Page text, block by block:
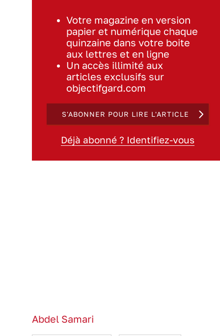
Votre magazine en version
papier et numérique chaque
quinzaine dans votre boite
aux lettres et en ligne
Un accès illimité aux
articles exclusifs sur
objectifgard.com
S'ABONNER POUR LIRE L'ARTICLE
Déjà abonné ? Identifiez-vous
Abdel Samari